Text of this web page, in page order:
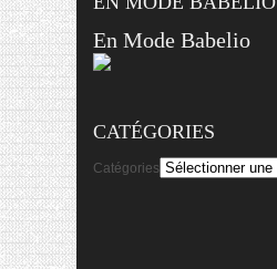
En Mode Babelio
CATÉGORIES
Catégories